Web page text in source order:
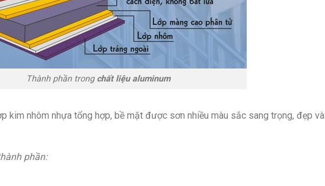
Thành phần trong chất liệu aluminum
kim nhôm nhựa tổng hợp, bề mặt được sơn nhiều màu sắc sang trọng, đẹp và
phần: